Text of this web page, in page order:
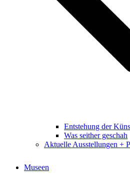
Entstehung der
Was seither geschah
Aktuelle Ausstellungen +
Museen